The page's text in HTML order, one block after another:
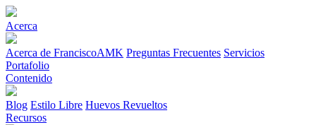
Acerca
Acerca de FranciscoAMK Preguntas Frecuentes Servicios
Portafolio
Contenido
Blog Estilo Libre Huevos Revueltos
Recursos